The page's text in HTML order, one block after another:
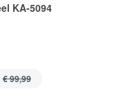
KA-5094
€ 99,99